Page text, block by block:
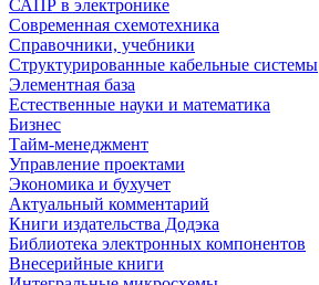
САПР в электронике
Современная схемотехника
Справочники, учебники
Структурированные кабельные системы
Элементная база
Естественные науки и математика
Бизнес
Тайм-менеджмент
Управление проектами
Экономика и бухучет
Актуальный комментарий
Книги издательства Додэка
Библиотека электронных компонентов
Внесерийные книги